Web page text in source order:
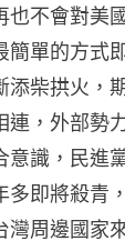
也不會對美
簡單的方式
柴拱火，
，外部勢
意識，民進
多即將殺青
灣周邊國家